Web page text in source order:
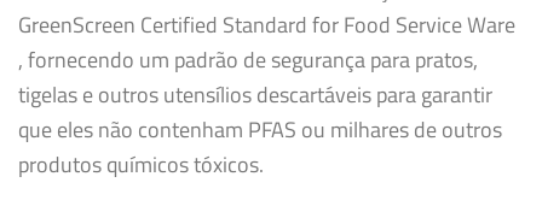
GreenScreen Certified Standard for Food Service Ware
, fornecendo um padrão de segurança para pratos,
tigelas e outros utensílios descartáveis ​​para garantir
que eles não contenham PFAS ou milhares de outros
produtos químicos tóxicos.